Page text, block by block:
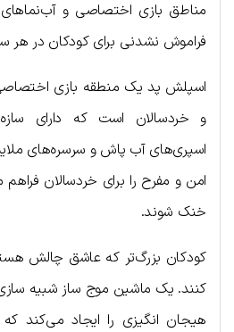
مناطق بازی اختصاصی و
فراموش نشدنی برای کودکان در هر
اسپلش پد یک منطقه بازی
و خردسالان است که دارای
اسپری‌های آب پاش و سرسره‌های
امن و مفرح را برای خردسالان
خنک شوند.
کودکان بزرگ‌تر که عاشق چالش
کنند. یک ماشین موج ساز شبیه
هیجان انگیزی را ایجاد می‌کند